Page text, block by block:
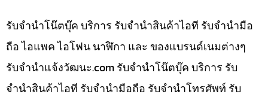
รับจำนำโน๊ตบุ๊ค บริการ รับจำนำสินค้าไอที รับจำนำมือ
ถือ ไอแพค ไอโฟน นาฬิกา และ ของแบรนด์เนมต่างๆ
รับจํานําแจ้งวัฒนะ.com รับจำนำโน๊ตบุ๊ค บริการ รับ
จำนำสินค้าไอที รับจำนำมือถือ รับจำนำโทรศัพท์ รับ